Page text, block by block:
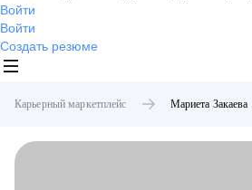
Войти
Войти
Создать резюме
Карьерный маркетплейс Мариета Закаева